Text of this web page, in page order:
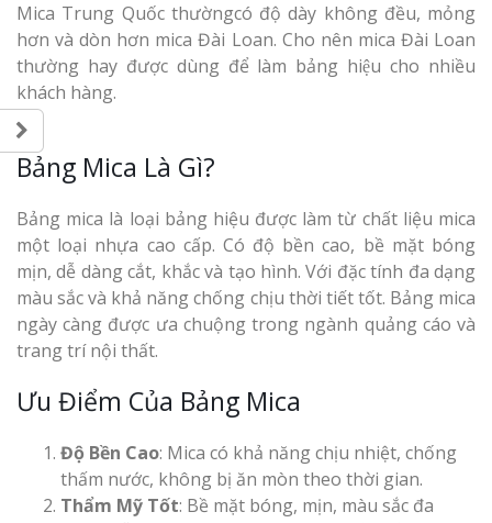
Mica Trung Quốc thườngcó độ dày không đều, mỏng
hơn và dòn hơn mica Đài Loan. Cho nên mica Đài Loan
thường hay được dùng để làm bảng hiệu cho nhiều
khách hàng.
Bảng Mica Là Gì?
Bảng mica là loại bảng hiệu được làm từ chất liệu mica
một loại nhựa cao cấp. Có độ bền cao, bề mặt bóng
mịn, dễ dàng cắt, khắc và tạo hình. Với đặc tính đa dạng
màu sắc và khả năng chống chịu thời tiết tốt. Bảng mica
ngày càng được ưa chuộng trong ngành quảng cáo và
trang trí nội thất.
Ưu Điểm Của Bảng Mica
Độ Bền Cao: Mica có khả năng chịu nhiệt, chống
thấm nước, không bị ăn mòn theo thời gian.
Thẩm Mỹ Tốt: Bề mặt bóng, mịn, màu sắc đa